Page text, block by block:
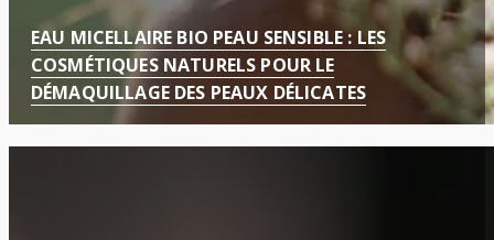
EAU MICELLAIRE BIO PEAU SENSIBLE : LES
COSMÉTIQUES NATURELS POUR LE
DÉMAQUILLAGE DES PEAUX DÉLICATES